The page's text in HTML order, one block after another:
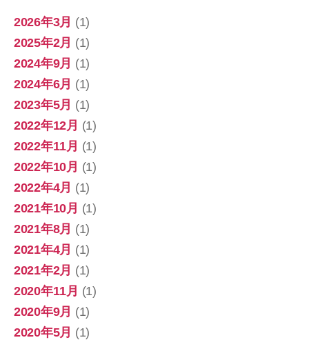
2026年3月 (1)
2025年2月 (1)
2024年9月 (1)
2024年6月 (1)
2023年5月 (1)
2022年12月 (1)
2022年11月 (1)
2022年10月 (1)
2022年4月 (1)
2021年10月 (1)
2021年8月 (1)
2021年4月 (1)
2021年2月 (1)
2020年11月 (1)
2020年9月 (1)
2020年5月 (1)